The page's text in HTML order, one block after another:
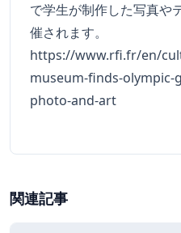
で学生が制作した写真や
催されます。
https://www.rfi.fr/en/
museum-finds-
photo-and-art
関連記事